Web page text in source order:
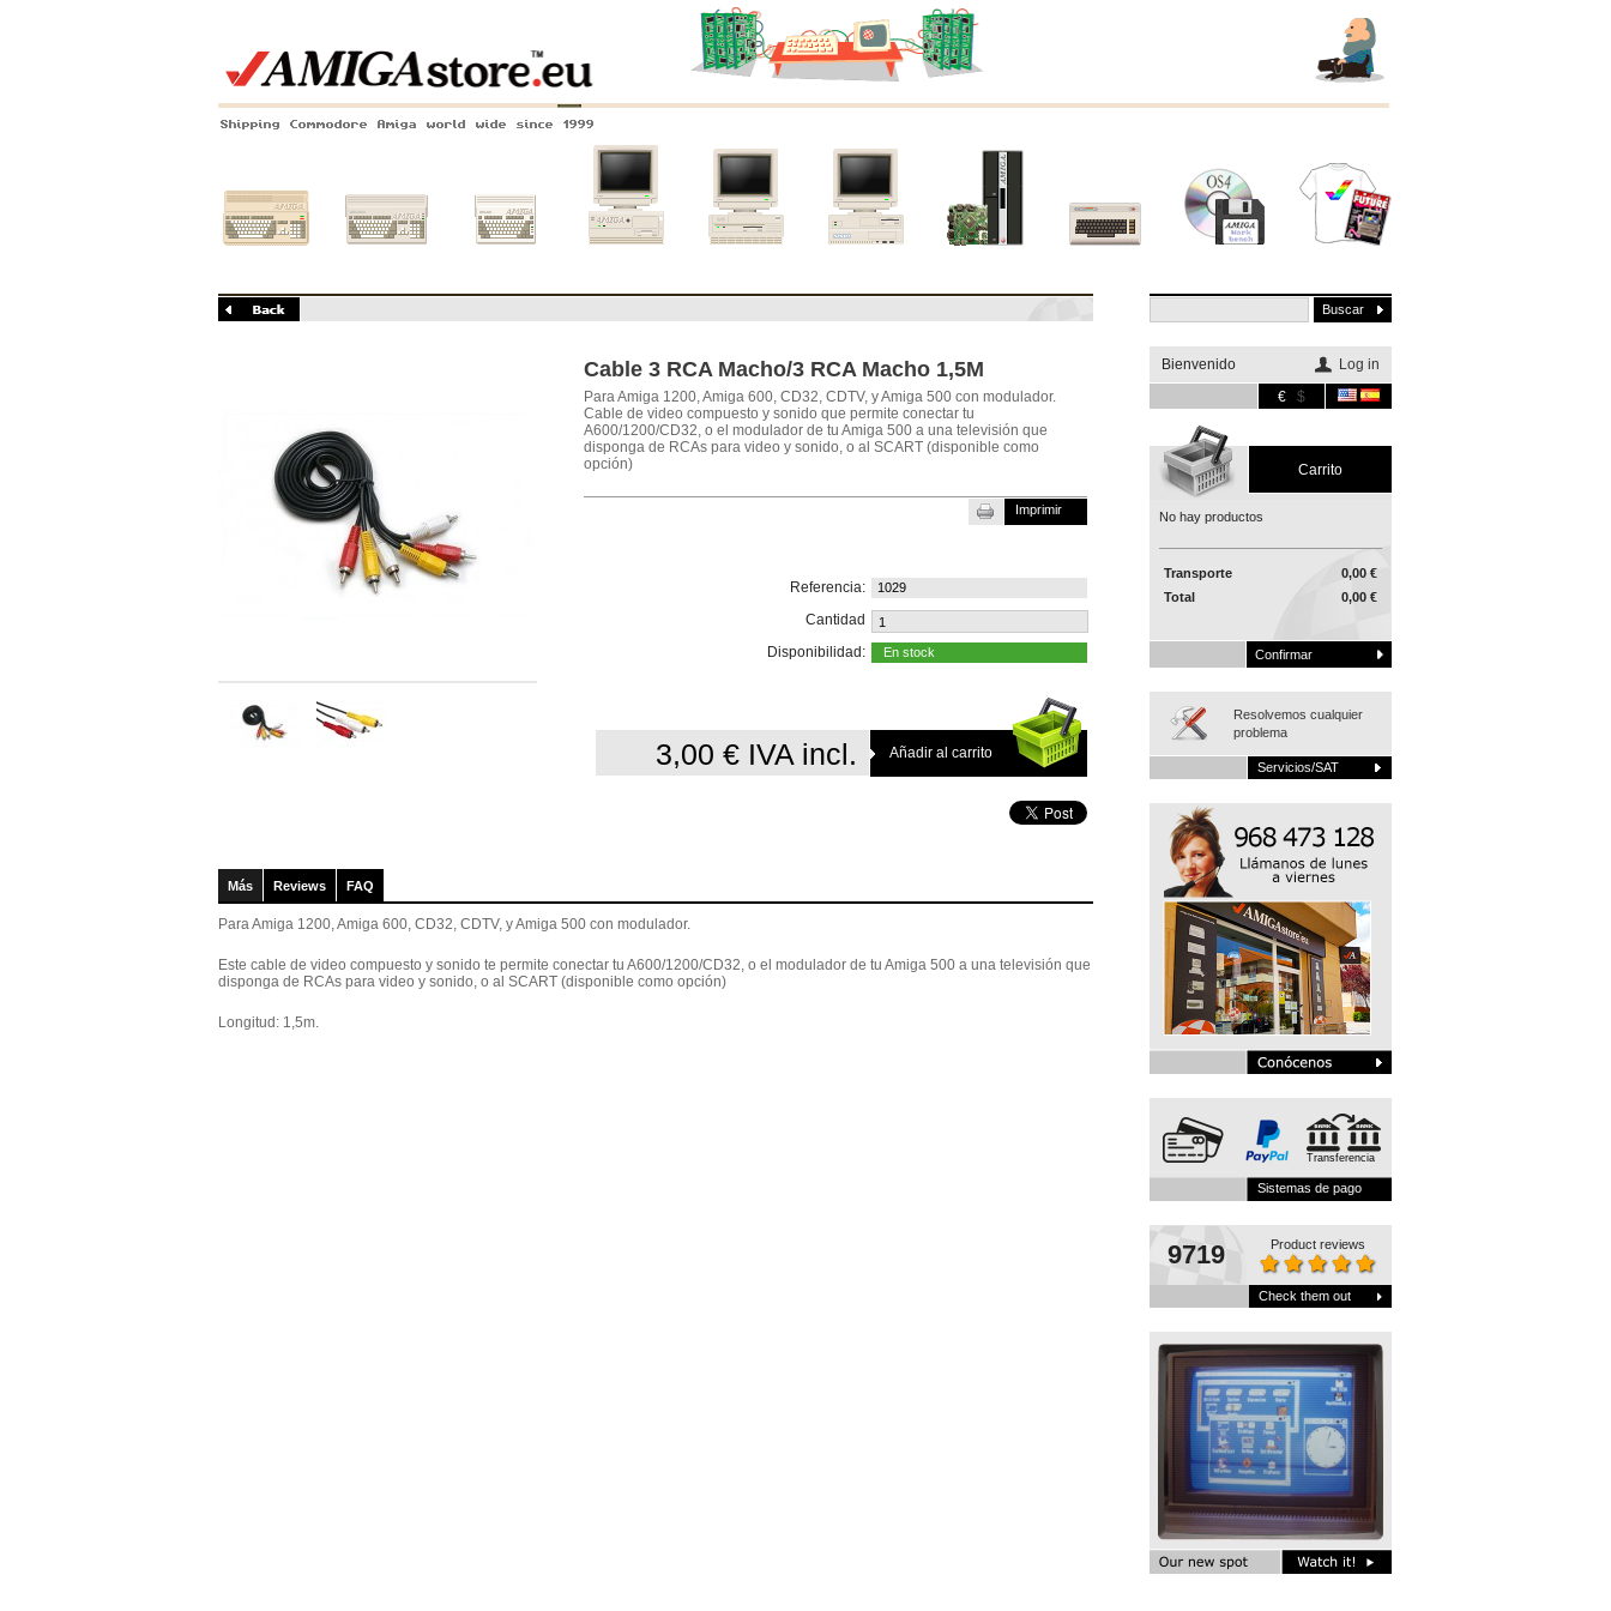
Shipping Commodore Amiga world wide since 1999
Cable 3 RCA Macho/3 RCA Macho 1,5M
Para Amiga 1200, Amiga 600, CD32, CDTV, y Amiga 500 con modulador.
Cable de video compuesto y sonido que permite conectar tu
A600/1200/CD32, o el modulador de tu Amiga 500 a una televisión que
disponga de RCAs para video y sonido, o al SCART (disponible como
opción)
Imprimir
Referencia: 1029
Cantidad
Disponibilidad:
En stock
3,00 € IVA incl.
Más Reviews FAQ
Para Amiga 1200, Amiga 600, CD32, CDTV, y Amiga 500 con modulador.
Este cable de video compuesto y sonido te permite conectar tu A600/1200/CD32, o el modulador de tu Amiga 500 a una televisión que
disponga de RCAs para video y sonido, o al SCART (disponible como opción)
Longitud: 1,5m.
Bienvenido
Log in
€
$
Carrito
No hay productos
0,00 €
Transporte
0,00 €
Total
Confirmar
Resolvemos cualquier
problema
Servicios/SAT
Transferencia
Sistemas de pago
9719 Product reviews
Check them out